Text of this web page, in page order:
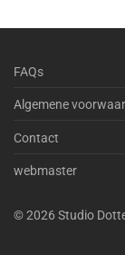
FAQs
Algemene
Contact
webmaster
©2026 Studio